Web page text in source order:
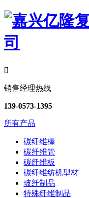

销售经理热线
139-0573-1395
所有产品
碳纤维棒
碳纤维管
碳纤维板
碳纤维纺机型材
玻纤制品
特殊纤维制品